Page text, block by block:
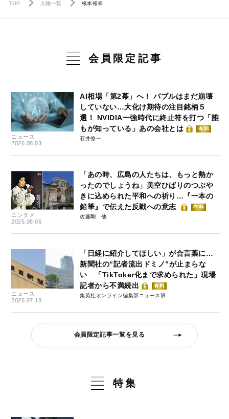
TOP 人物一覧 根本裕幸
会員限定記事
ニュース
2026.08.03
AI相場「第2幕」へ！ バブルはまだ崩壊
していない…大化け期待の注目銘柄５
選！ NVIDIA一強時代に終止符を打つ「誰
もが知っている」あの会社とは
有料
石井僚一
エンタメ
2025.08.06
「あの時、広島の人たちは、もっと熱か
ったのでしょうね」美空ひばりのつぶや
きに込められた平和への祈り…『一本の
鉛筆』で伝えた反戦への意志
有料
佐藤剛
ニュース
2026.07.18
「日経に紹介してほしい」が合言葉に…
新聞社の“記者流出ドミノ”が止まらな
い 「TikToker化まで求められた」現場
記者から不満続出
有料
集英社オンライン編集部ニュース班
会員限定記事一覧を見る
特集